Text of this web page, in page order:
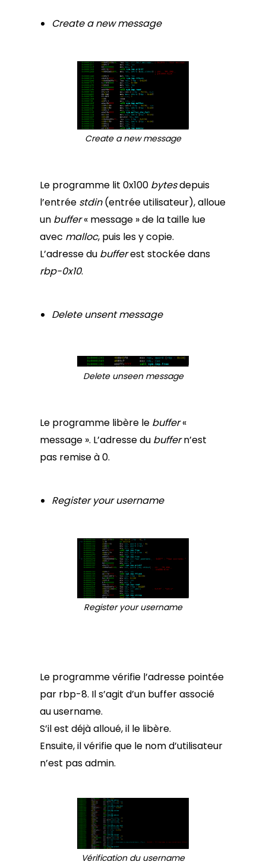
Create a new message
Create a new message
Le programme lit 0x100 bytesdepuis
l’entrée stdin(entrée utilisateur), alloue
un buffer« message » de la taille lue
avec malloc, puis les y copie.
L’adresse du bufferest stockée dans
rbp-0x10.
Delete unsent message
Delete unseen message
Le programme libère le buffer«
message ». L’adresse du buffern’est
pas remise à 0.
Register your username
Register your username
Le programme vérifie l’adresse pointée
par rbp-8. Il s’agit d’un buffer associé
au username.
S’il est déjà alloué, il le libère.
Ensuite, il vérifie que le nom d’utilisateur
n’est pas admin.
Vérification du username